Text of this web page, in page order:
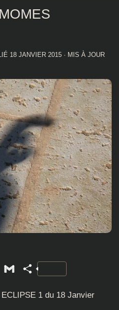
18 JANVIER 2015 · MIS À JOUR
Email GmailPartager
1 du 18 Janvier